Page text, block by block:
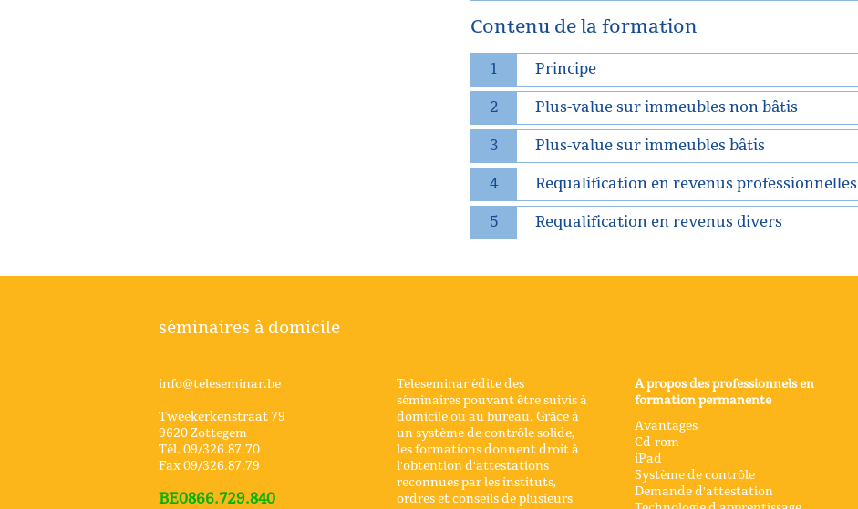
Contenu de la formation
1
Principe
2
Plus-value sur immeubles non bâtis
3
Plus-value sur immeubles bâtis
4
Requalification en revenus professionnelles
5
Requalification en revenus divers
séminaires à domicile
info@teleseminar.be
Tweekerkenstraat 79
9620 Zottegem
Tél. 09/326.87.70
Fax 09/326.87.79
BE0866.729.840
Teleseminar édite des
séminaires pouvant être suivis à
domicile ou au bureau. Grâce à
un système de contrôle solide,
les formations donnent droit à
l'obtention d'attestations
reconnues par les instituts,
ordres et conseils de plusieurs
A propos des professionnels en
formation permanente
Avantages
Cd-rom
iPad
Système de contrôle
Demande d'attestation